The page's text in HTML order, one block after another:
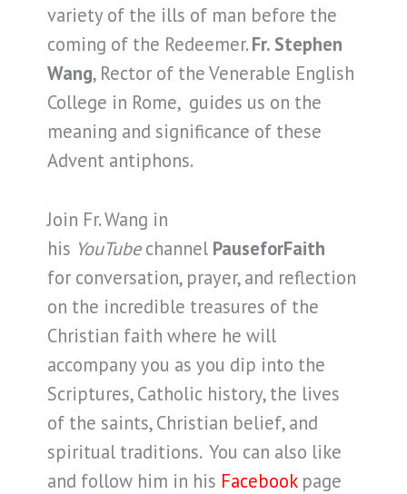
variety of the ills of man before the
coming of the Redeemer.Fr. Stephen
Wang, Rector of the Venerable English
College in Rome, guides us on the
meaning and significance of these
Advent antiphons.
Join Fr. Wang in
his YouTubechannel PauseforFaith
for conversation, prayer, and reflection
on the incredible treasures of the
Christian faith where he will
accompany you as you dip into the
Scriptures, Catholic history, the lives
of the saints, Christian belief, and
spiritual traditions. You can also like
and follow him in his Facebookpage